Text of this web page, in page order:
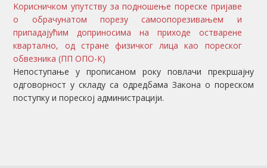
Kорисничком упутству за подношење пореске пријаве
о обрачунатом порезу самоопорезивањем и
припадајућим доприносима на приходе остварене
квартално, од стране физичког лица као пореског
обвезника (ПП ОПО-К)
Непоступање у прописаном року повлачи прекршајну
одговорност у складу са одредбама Закона о пореском
поступку и пореској администрацији.